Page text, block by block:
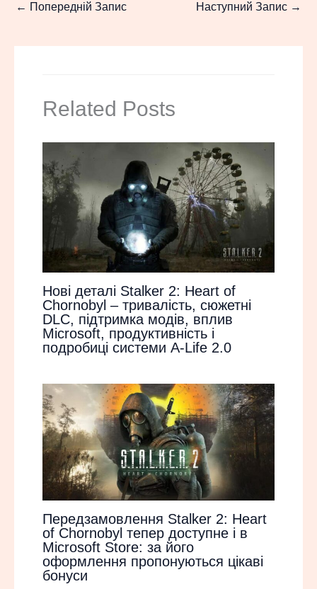
← Попередній Запис Наступний Запис →
Related Posts
Нові деталі Stalker 2: Heart of
Chornobyl – тривалість, сюжетні
DLC, підтримка модів, вплив
Microsoft, продуктивність і
подробиці системи A-Life 2.0
Передзамовлення Stalker 2: Heart
of Chornobyl тепер доступне і в
Microsoft Store: за його
оформлення пропонуються цікаві
бонуси